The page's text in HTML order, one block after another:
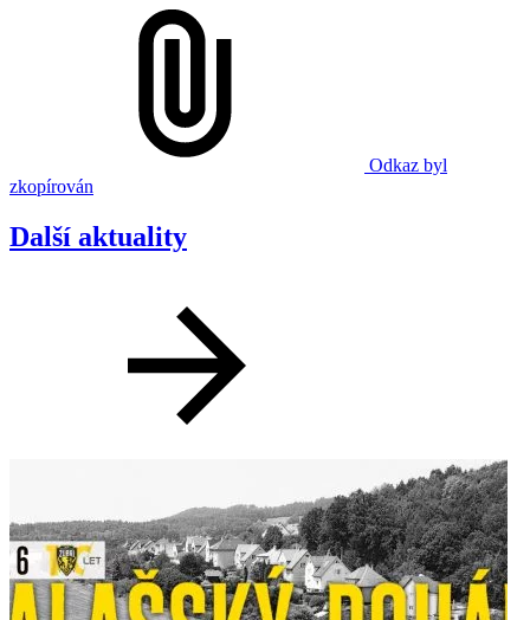
Odkaz byl
zkopírován
Další aktuality